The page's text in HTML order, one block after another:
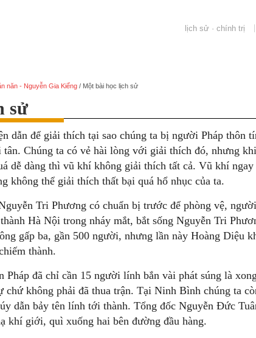
lịch sử · chính trị
năn - Nguyễn Gia Kiểng / Một bài học lịch sử
sử
dẫn để giải thích tại sao chúng ta bị người Pháp thôn
Chúng ta có vẻ hài lòng với giải thích đó, nhưng
dễ dàng thì vũ khí không giải thích tất cả. Vũ khí
không thể giải thích thất bại quá hổ nhục của ta.
Tri Phương có chuẩn bị trước để phòng vệ,
Hà Nội trong nháy mắt, bắt sống Nguyễn Tri
gấp ba, gần 500 người, nhưng lần này Hoàng Diệu
thành.
đã chỉ cần 15 người lính bắn vài phát súng là
chứ không phải đã thua trận. Tại Ninh Bình chúng ta
dẫn bảy tên lính tới thành. Tổng đốc Nguyễn Đức
khí giới, quì xuống hai bên đường đầu hàng.